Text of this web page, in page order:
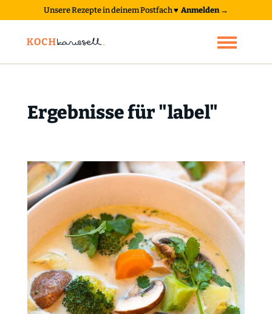
Unsere Rezepte in deinem Postfach♥ Anmelden →
Ergebnisse für "label"